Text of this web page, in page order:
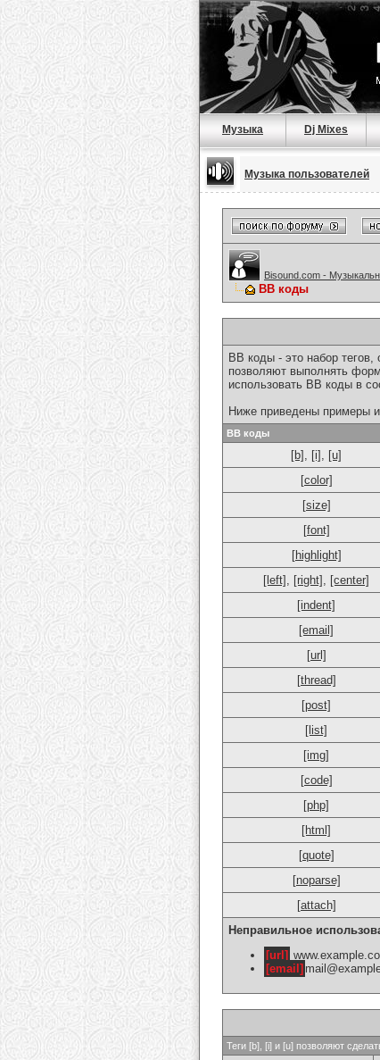
Музыка Dj Mixes
Музыка пользователей
Bisound.com -
BB коды
BB коды - это набор
позволяют выполнять
использовать BB коды в
Ниже приведены примеры
BB коды
[b] , [i] , [u]
[color]
[size]
[font]
[highlight]
[left] , [right] , [center]
[indent]
[email]
[url]
[thread]
[post]
[list]
[img]
[code]
[php]
[html]
[quote]
[noparse]
[attach]
Неправильное
[url]
[email]
Теги [b], [i] и [u] позволяют